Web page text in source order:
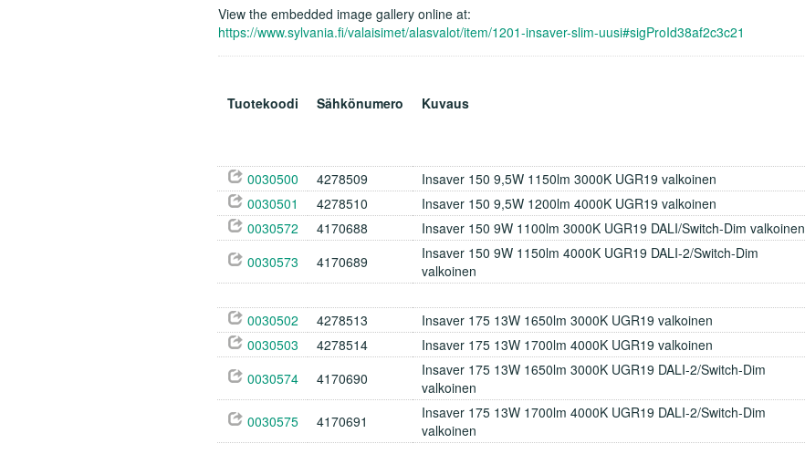
View the embedded image gallery online at:
https://www.sylvania.fi/valaisimet/alasvalot/item/1201-insaver-slim-uusi#sigProId38af2c3c21
Tuotekoodi Sähkönumero Kuvaus
0030500
4278509 Insaver 150 9,5W 1150lm 3000K UGR19 valkoinen
0030501
4278510 Insaver 150 9,5W 1200lm 4000K UGR19 valkoinen
0030572
4170688 Insaver 150 9W 1100lm 3000K UGR19 DALI/Switch-Dim valkoinen
0030573
4170689
Insaver 150 9W 1150lm 4000K UGR19 DALI-2/Switch-Dim
valkoinen
0030502 4278513 Insaver 175 13W 1650lm 3000K UGR19 valkoinen
0030503
4278514 Insaver 175 13W 1700lm 4000K UGR19 valkoinen
0030574
4170690
Insaver 175 13W 1650lm 3000K UGR19 DALI-2/Switch-Dim
valkoinen
0030575 4170691
Insaver 175 13W 1700lm 4000K UGR19 DALI-2/Switch-Dim
valkoinen